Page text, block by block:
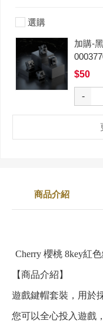
選購
加購-
$50
-
商品介紹
Cherry 櫻桃 8key紅
【商品介紹】
遊戲鍵帽套裝，用於
您可以全心投入遊戲